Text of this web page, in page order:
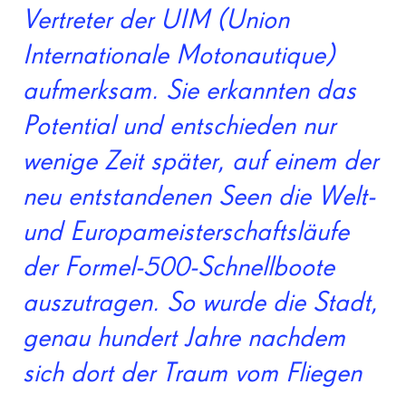
Vertreter der UIM (Union
Internationale Motonautique)
aufmerksam. Sie erkannten das
Potential und entschieden nur
wenige Zeit später, auf einem der
neu entstandenen Seen die Welt-
und Europameisterschaftsläufe
der Formel-500-Schnellboote
auszutragen. So wurde die Stadt,
genau hundert Jahre nachdem
sich dort der Traum vom Fliegen